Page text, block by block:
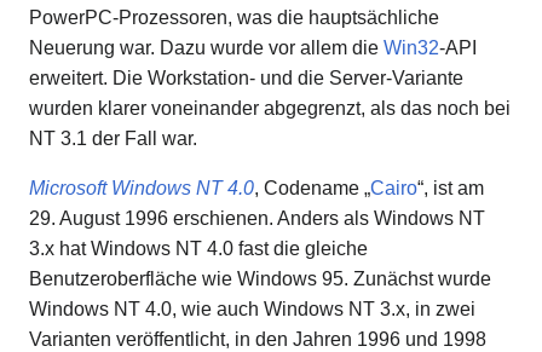
PowerPC-Prozessoren, was die hauptsächliche
Neuerung war. Dazu wurde vor allem die Win32-API
erweitert. Die Workstation- und die Server-Variante
wurden klarer voneinander abgegrenzt, als das noch bei
NT 3.1 der Fall war.
Microsoft Windows NT 4.0, Codename „Cairo“, ist am
29. August 1996 erschienen. Anders als Windows NT
3.x hat Windows NT 4.0 fast die gleiche
Benutzeroberfläche wie Windows 95. Zunächst wurde
Windows NT 4.0, wie auch Windows NT 3.x, in zwei
Varianten veröffentlicht, in den Jahren 1996 und 1998